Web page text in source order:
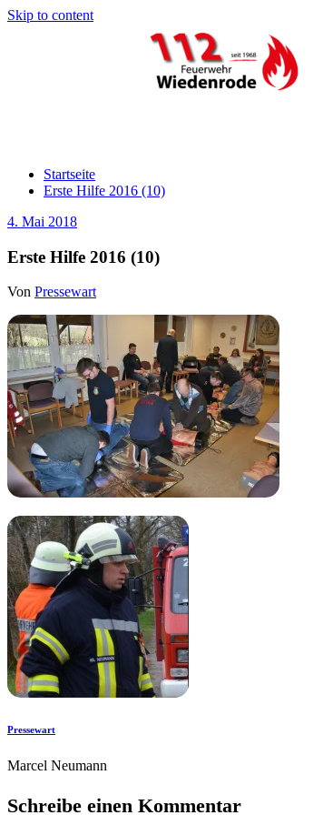
Skip to content
Startseite
Erste Hilfe 2016 (10)
4. Mai 2018
Erste Hilfe 2016 (10)
Von Pressewart
Pressewart
Marcel Neumann
Schreibe einen Kommentar